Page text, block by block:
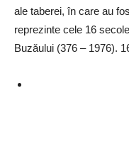
ale taberei, în care au
reprezinte cele 16
Buzăului (376 – 1976).